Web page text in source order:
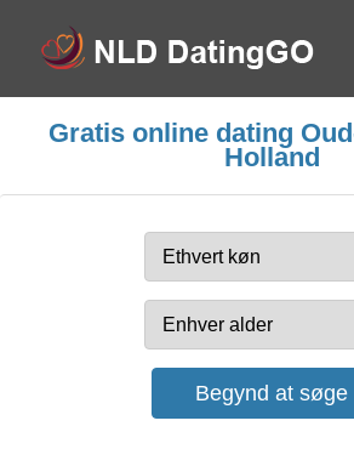
Gratis online dating
Holland